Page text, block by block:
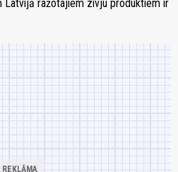
Latvijā ražotajiem zivju produktiem ir